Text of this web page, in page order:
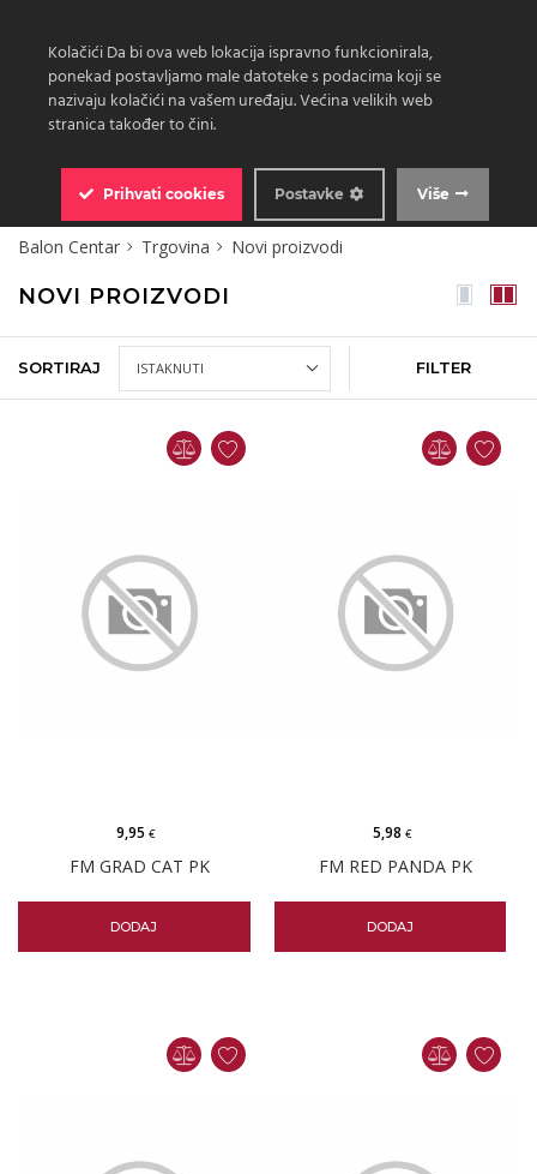
Balon Centar Trgovina Novi proizvodi
NOVI PROIZVODI
SORTIRAJ FILTER
FM GRAD CAT PK
9,95€
DODAJ
FM RED PANDA PK
5,98 €
DODAJ
Kolačići Da bi ova web lokacija ispravno funkcionirala,
ponekad postavljamo male datoteke s podacima koji se
nazivaju kolačići na vašem uređaju. Većina velikih web
stranica također to čini.
Prihvati cookies Više
Postavke